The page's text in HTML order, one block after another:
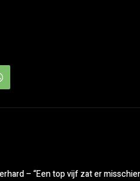
– “Een top vijf zat er